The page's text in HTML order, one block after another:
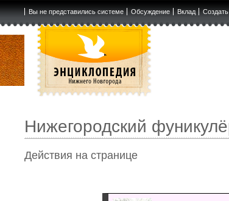
Вы не представились системе Обсуждение Вклад
Нижегородский
Действия на странице